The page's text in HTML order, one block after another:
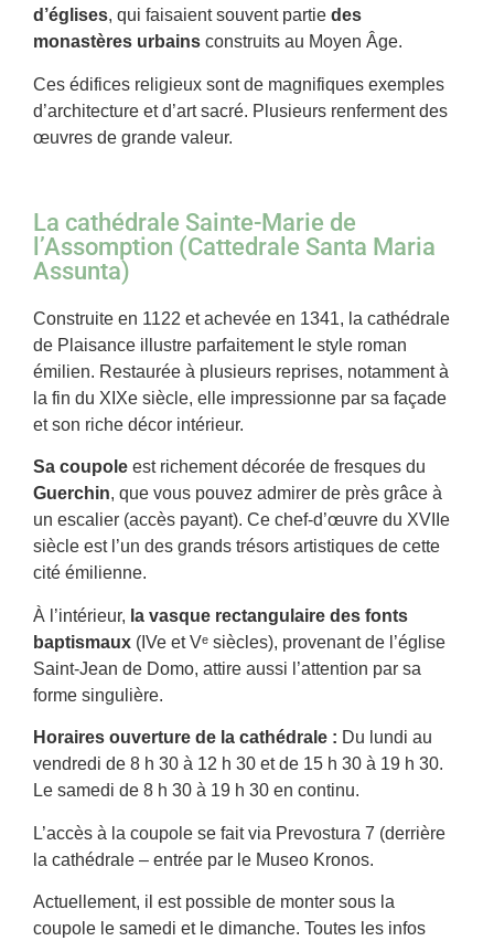
d’églises, qui faisaient souvent partie des
monastères urbains construits au Moyen Âge.
Ces édifices religieux sont de magnifiques exemples
d’architecture et d’art sacré. Plusieurs renferment des
œuvres de grande valeur.
La cathédrale Sainte-Marie de
l’Assomption (Cattedrale Santa Maria
Assunta)
Construite en 1122 et achevée en 1341, la cathédrale
de Plaisance illustre parfaitement le style roman
émilien. Restaurée à plusieurs reprises, notamment à
la fin du XIXe siècle, elle impressionne par sa façade
et son riche décor intérieur.
Sa coupole est richement décorée de fresques du
Guerchin, que vous pouvez admirer de près grâce à
un escalier (accès payant). Ce chef-d’œuvre du XVIIe
siècle est l’un des grands trésors artistiques de cette
cité émilienne.
À l’intérieur, la vasque rectangulaire des fonts
baptismaux (IVe et Vᵉ siècles), provenant de l’église
Saint-Jean de Domo, attire aussi l’attention par sa
forme singulière.
Horaires ouverture de la cathédrale : Du lundi au
vendredi de 8 h 30 à 12 h 30 et de 15 h 30 à 19 h 30.
Le samedi de 8 h 30 à 19 h 30 en continu.
L’accès à la coupole se fait via Prevostura 7 (derrière
la cathédrale – entrée par le Museo Kronos.
Actuellement, il est possible de monter sous la
coupole le samedi et le dimanche. Toutes les infos